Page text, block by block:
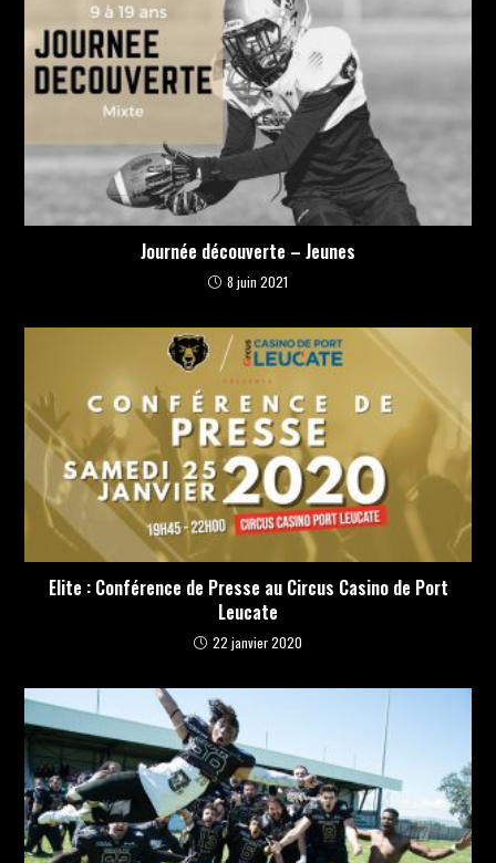
Journée découverte – Jeunes
8 juin 2021
Elite : Conférence de Presse au Circus Casino de Port
Leucate
22 janvier 2020